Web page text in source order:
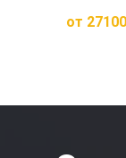
от 27100